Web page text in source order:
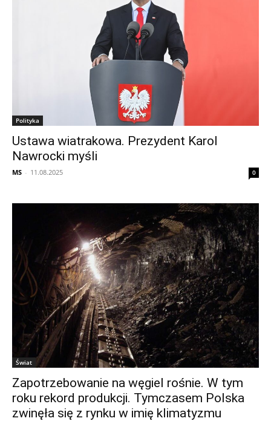
Polityka
Ustawa wiatrakowa. Prezydent Karol
Nawrocki myśli
MS - 11.08.2025 0
Świat
Zapotrzebowanie na węgiel rośnie. W tym
roku rekord produkcji. Tymczasem Polska
zwinęła się z rynku w imię klimatyzmu